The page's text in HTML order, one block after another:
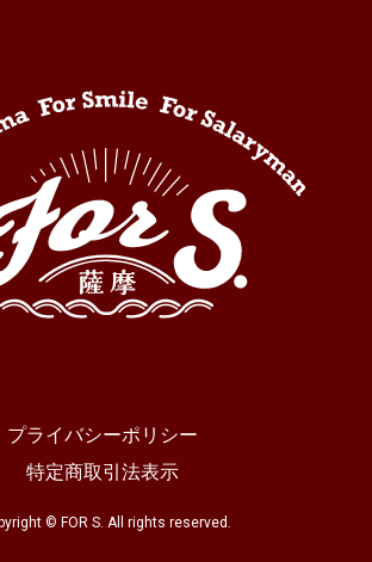
プライバシーポリシー
特定商取引法表示
© FOR S. All rights reserved.